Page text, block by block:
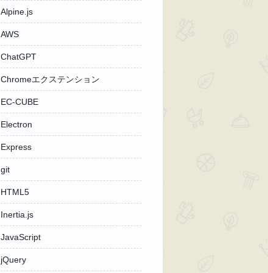
Alpine.js
AWS
ChatGPT
Chromeエクステンション
EC-CUBE
Electron
Express
git
HTML5
Inertia.js
JavaScript
jQuery